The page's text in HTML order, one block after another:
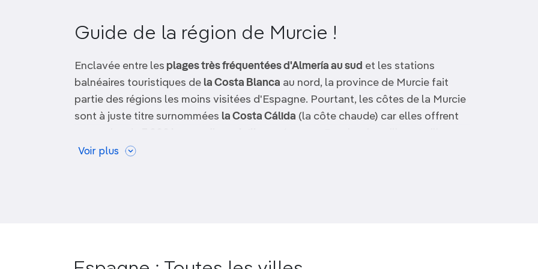
ANTARCTIQUE
TOP VILLES
Guide de la région de Murcie !
Enclavée entre les plages très fréquentées d'Almería au sud et les stations
balnéaires touristiques de la Costa Blanca au nord, la province de Murcie fait
partie des régions les moins visitées d'Espagne. Pourtant, les côtes de la Murcie
sont à juste titre surnommées la Costa Cálida (la côte chaude) car elles offrent
de l'arrière-pays possèdent un patrimoine historique et culturel intéressant.
Voir plus